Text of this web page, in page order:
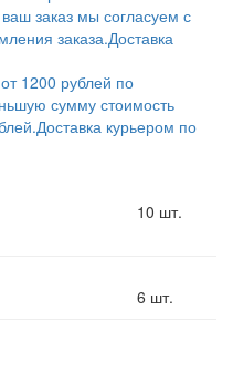
заказ мы согласуем с
заказа.Доставка
1200 рублей по
сумму стоимость
Доставка курьером по
10 шт.
6 шт.